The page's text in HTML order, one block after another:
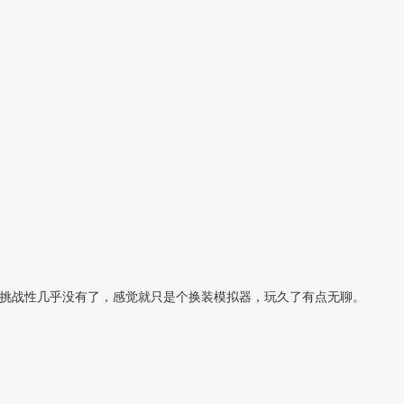
性几乎没有了，感觉就只是个换装模拟器，玩久了有点无聊。